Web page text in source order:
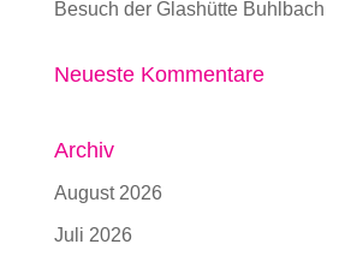
Besuch der Glashütte Buhlbach
Neueste Kommentare
Archiv
August 2026
Juli 2026